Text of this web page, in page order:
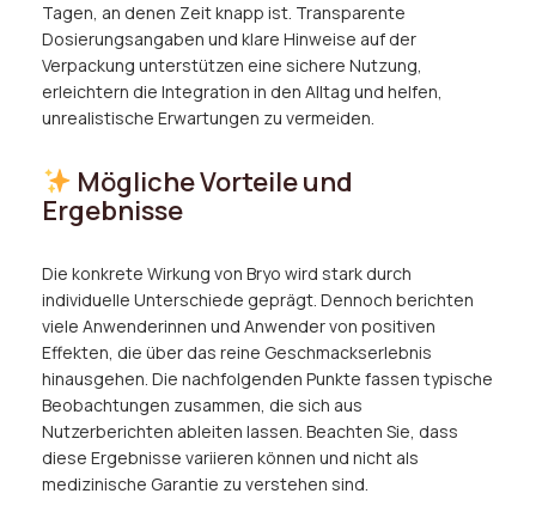
Tagen, an denen Zeit knapp ist. Transparente
Dosierungsangaben und klare Hinweise auf der
Verpackung unterstützen eine sichere Nutzung,
erleichtern die Integration in den Alltag und helfen,
unrealistische Erwartungen zu vermeiden.
Mögliche Vorteile und
Ergebnisse
Die konkrete Wirkung von Bryo wird stark durch
individuelle Unterschiede geprägt. Dennoch berichten
viele Anwenderinnen und Anwender von positiven
Effekten, die über das reine Geschmackserlebnis
hinausgehen. Die nachfolgenden Punkte fassen typische
Beobachtungen zusammen, die sich aus
Nutzerberichten ableiten lassen. Beachten Sie, dass
diese Ergebnisse variieren können und nicht als
medizinische Garantie zu verstehen sind.